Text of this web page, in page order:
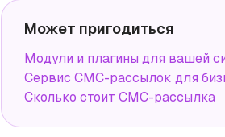
Может пригодиться
Модули и плагины для вашей
Сервис СМС-рассылок для
Сколько стоит СМС-рассылка